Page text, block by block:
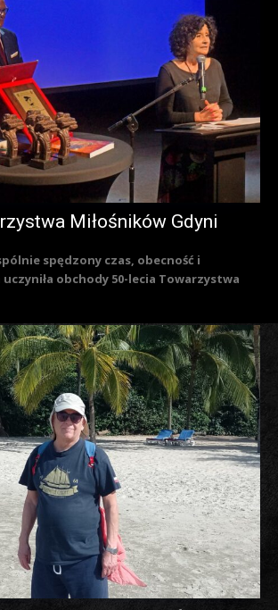
Miłośników Gdyni
spędzony czas, obecność i
obchody 50-lecia Towarzystwa